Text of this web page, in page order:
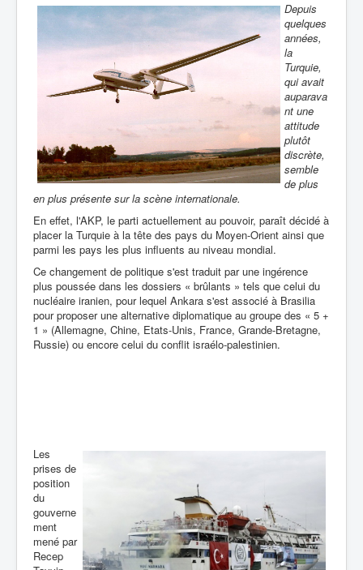
Depuis
quelques
années,
la
Turquie,
qui avait
auparava
nt une
attitude
plutôt
discrète,
semble
de plus
en plus présente sur la scène internationale.
En effet, l'AKP, le parti actuellement au pouvoir, paraît décidé à
placer la Turquie à la tête des pays du Moyen-Orient ainsi que
parmi les pays les plus influents au niveau mondial.
Ce changement de politique s'est traduit par une ingérence
plus poussée dans les dossiers « brûlants » tels que celui du
nucléaire iranien, pour lequel Ankara s'est associé à Brasilia
pour proposer une alternative diplomatique au groupe des « 5 +
1 » (Allemagne, Chine, Etats-Unis, France, Grande-Bretagne,
Russie) ou encore celui du conflit israélo-palestinien.
Les
prises de
position
du
gouverne
ment
mené par
Recep